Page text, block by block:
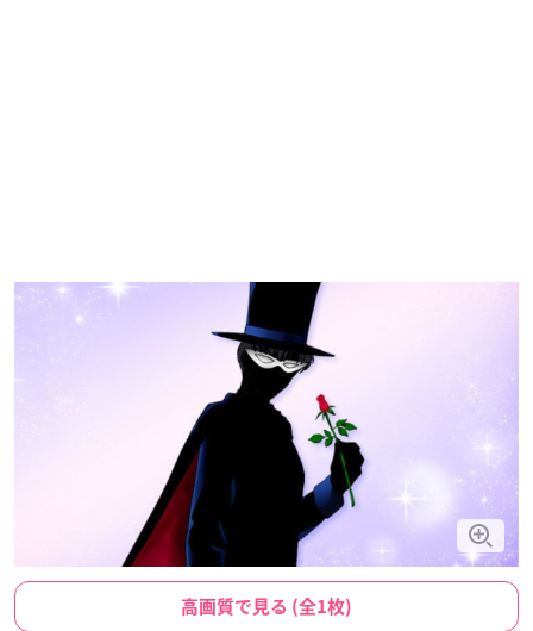
高画質で見る (全1枚)